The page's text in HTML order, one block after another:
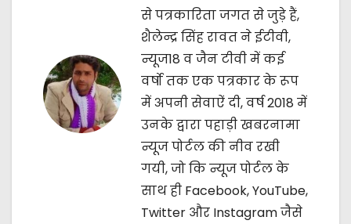
से पत्रकारिता जगत से जुड़े हैं,
शैलेन्द्र सिंह रावत ने ईटीवी,
न्यूज18 व जैन टीवी में कई
वर्षो तक एक पत्रकार के रूप
में अपनी सेवाऐं दी, वर्ष 2018 में
उनके द्वारा पहाड़ी खबरनामा
न्यूज पोर्टल की नीव रखी
गयी, जो कि न्यूज पोर्टल के
साथ ही Facebook, YouTube,
Twitter और Instagram जैसे